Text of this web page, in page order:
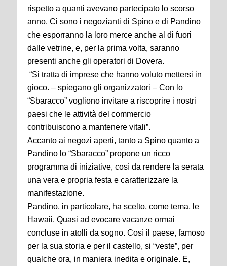
rispetto a quanti avevano partecipato lo scorso
anno. Ci sono i negozianti di Spino e di Pandino
che esporranno la loro merce anche al di fuori
dalle vetrine, e, per la prima volta, saranno
presenti anche gli operatori di Dovera.
“Si tratta di imprese che hanno voluto mettersi in
gioco. – spiegano gli organizzatori – Con lo
“Sbaracco” vogliono invitare a riscoprire i nostri
paesi che le attività del commercio
contribuiscono a mantenere vitali”.
Accanto ai negozi aperti, tanto a Spino quanto a
Pandino lo “Sbaracco” propone un ricco
programma di iniziative, così da rendere la serata
una vera e propria festa e caratterizzare la
manifestazione.
Pandino, in particolare, ha scelto, come tema, le
Hawaii. Quasi ad evocare vacanze ormai
concluse in atolli da sogno. Così il paese, famoso
per la sua storia e per il castello, si “veste”, per
qualche ora, in maniera inedita e originale. E,